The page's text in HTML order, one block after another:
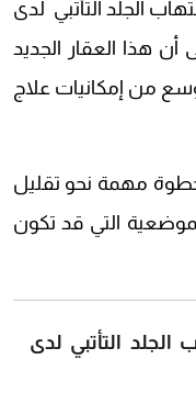
الجلد التأتبي لدى
أن هذا العقار الجديد
من إمكانيات علاج
مهمة نحو تقليل
التي قد تكون
الجلد التأتبي لدى